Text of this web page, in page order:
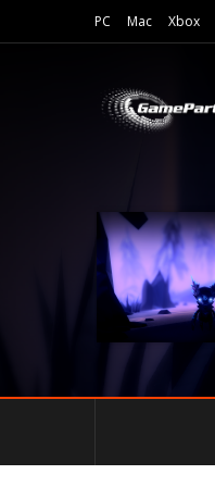
PC Mac Xbox